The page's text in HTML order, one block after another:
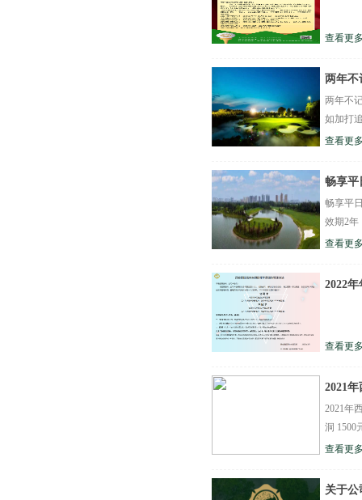
查看更
两年不
两年不
如加打
查看更
畅享平
畅享平
效期2年
查看更
2022
查看更
2021
2021年
洞 1500
查看更
关于公